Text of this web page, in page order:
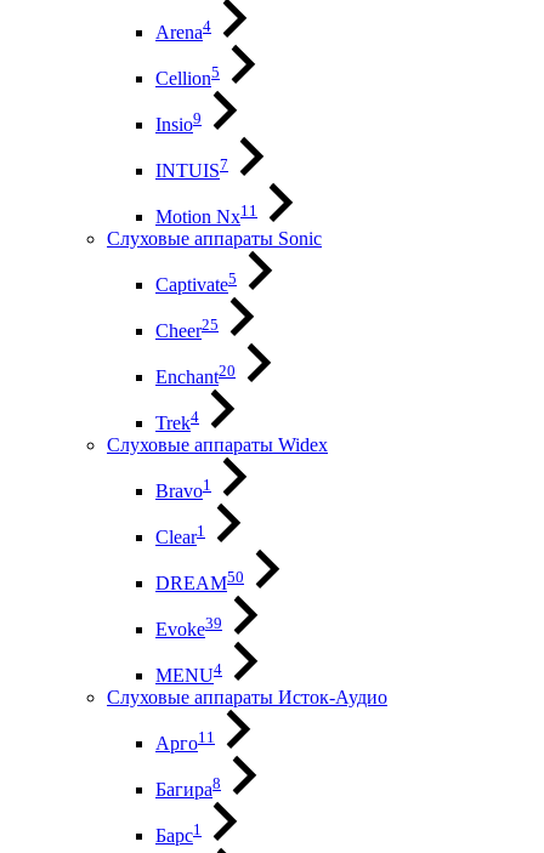
Arena4
Cellion5
Insio9
INTUIS7
Motion Nx11
Слуховые аппараты Sonic
Captivate5
Cheer25
Enchant20
Trek4
Слуховые аппараты Widex
Bravo1
Clear1
DREAM50
Evoke39
MENU4
Слуховые аппараты Исток-Аудио
Арго11
Багира8
Барс1